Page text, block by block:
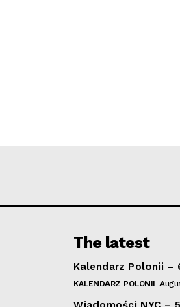
The latest
Kalendarz Polonii –
KALENDARZ POLONII